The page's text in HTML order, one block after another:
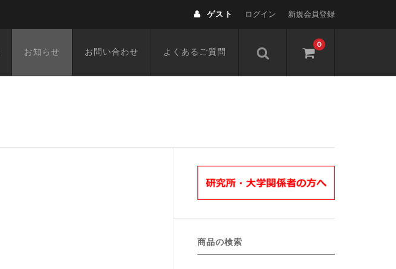
ゲスト ログイン 新規会員登録
0
お知らせ お問い合わせ よくあるご質問
商品の検索